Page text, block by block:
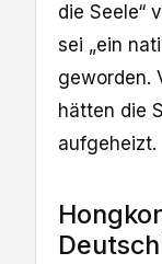
die Seele“
sei „ein
geworden.
hätten die
aufgeheizt.